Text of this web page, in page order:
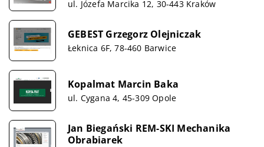
ul. Józefa Marcika 12, 30-443 Kraków
GEBEST Grzegorz Olejniczak
Łeknica 6F, 78-460 Barwice
Kopalmat Marcin Baka
ul. Cygana 4, 45-309 Opole
Jan Biegański REM-SKI Mechanika
Obrabiarek